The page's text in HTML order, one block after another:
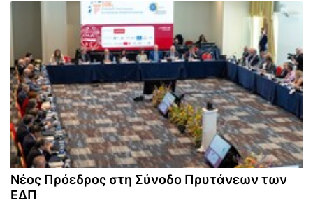
Νέος Πρόεδρος στη Σύνοδο Πρυτάνεων των
ΕΔΠ